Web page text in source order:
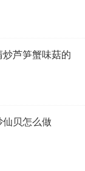
芦笋蟹味菇的
仙贝怎么做